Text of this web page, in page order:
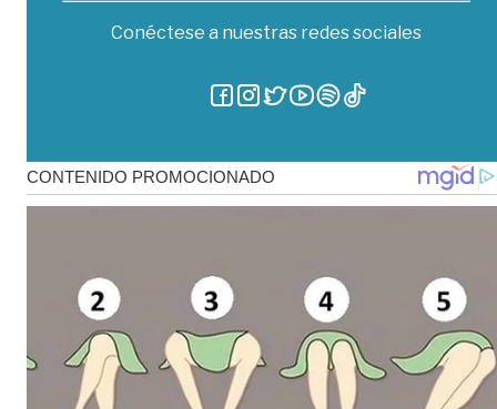
Conéctese a nuestras redes sociales